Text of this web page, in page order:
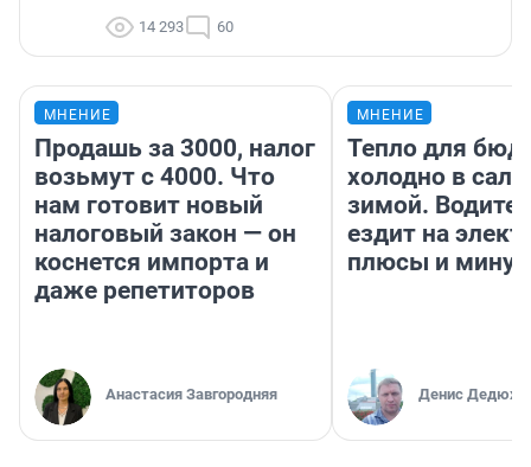
14 293 60
МНЕНИЕ
Продашь за 3000, налог
возьмут с 4000. Что
нам готовит новый
налоговый закон — он
коснется импорта и
даже репетиторов
Анастасия Завгородняя
МНЕНИЕ
Тепло для
холодно в
зимой.
ездит на
плюсы и
Денис